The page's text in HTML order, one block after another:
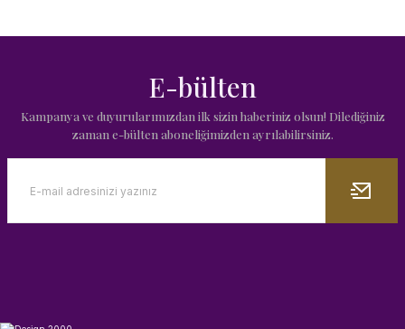
E-bülten
Kampanya ve duyurularımızdan ilk sizin haberiniz olsun! Dilediğiniz
zaman e-bülten aboneliğimizden ayrılabilirsiniz.